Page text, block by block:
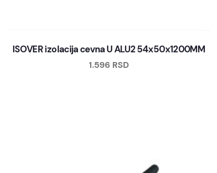
ISOVER izolacija cevna U ALU2 54x50x1200MM
1.596 RSD